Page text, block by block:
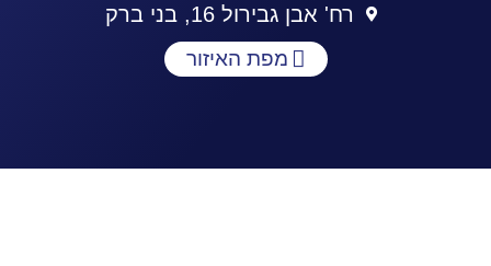
רח' אבן גבירול 16, בני ברק
מפת האיזור